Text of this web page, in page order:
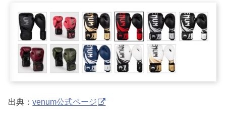
出典：venum公式ページ